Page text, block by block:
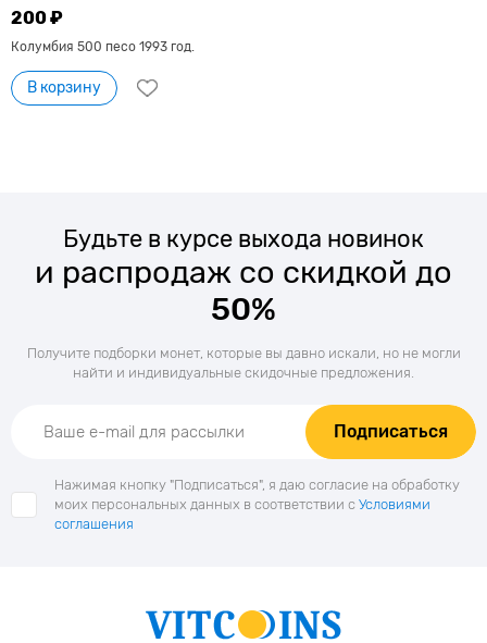
200 ₽
Колумбия 500 песо 1993 год.
В корзину
Будьте в курсе выхода новинок
и распродаж со скидкой до
50%
Получите подборки монет, которые вы давно искали, но не могли
найти и индивидуальные скидочные предложения.
Подписаться
Нажимая кнопку "Подписаться", я даю согласие на обработку
моих персональных данных в соответствии с Условиями
соглашения